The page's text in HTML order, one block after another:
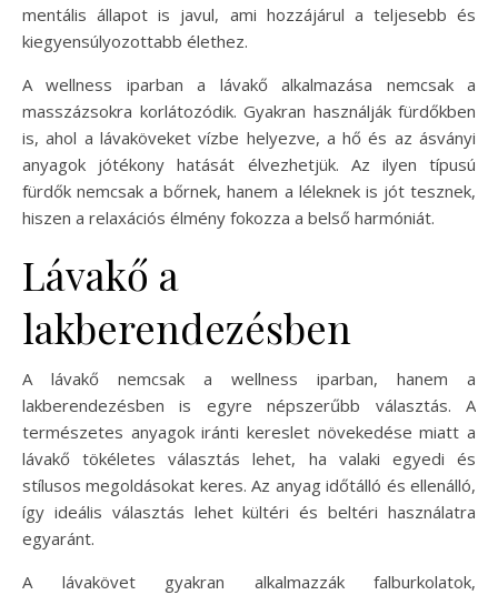
mentális állapot is javul, ami hozzájárul a teljesebb és
kiegyensúlyozottabb élethez.
A wellness iparban a lávakő alkalmazása nemcsak a
masszázsokra korlátozódik. Gyakran használják fürdőkben
is, ahol a lávaköveket vízbe helyezve, a hő és az ásványi
anyagok jótékony hatását élvezhetjük. Az ilyen típusú
fürdők nemcsak a bőrnek, hanem a léleknek is jót tesznek,
hiszen a relaxációs élmény fokozza a belső harmóniát.
Lávakő a
lakberendezésben
A lávakő nemcsak a wellness iparban, hanem a
lakberendezésben is egyre népszerűbb választás. A
természetes anyagok iránti kereslet növekedése miatt a
lávakő tökéletes választás lehet, ha valaki egyedi és
stílusos megoldásokat keres. Az anyag időtálló és ellenálló,
így ideális választás lehet kültéri és beltéri használatra
egyaránt.
A lávakövet gyakran alkalmazzák falburkolatok,